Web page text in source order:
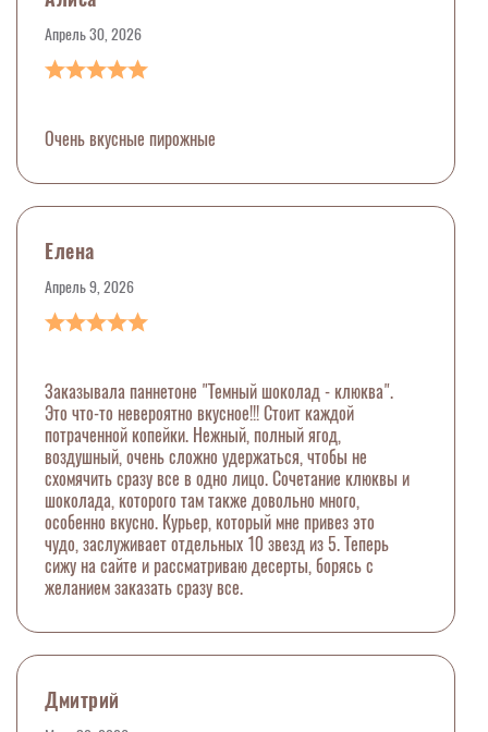
Апрель 30, 2026
Очень вкусные пирожные
Елена
Апрель 9, 2026
Заказывала паннетоне "Темный шоколад - клюква".
Это что-то невероятно вкусное!!! Стоит каждой
потраченной копейки. Нежный, полный ягод,
воздушный, очень сложно удержаться, чтобы не
схомячить сразу все в одно лицо. Сочетание клюквы и
шоколада, которого там также довольно много,
особенно вкусно. Курьер, который мне привез это
чудо, заслуживает отдельных 10 звезд из 5. Теперь
сижу на сайте и рассматриваю десерты, борясь с
желанием заказать сразу все.
Дмитрий